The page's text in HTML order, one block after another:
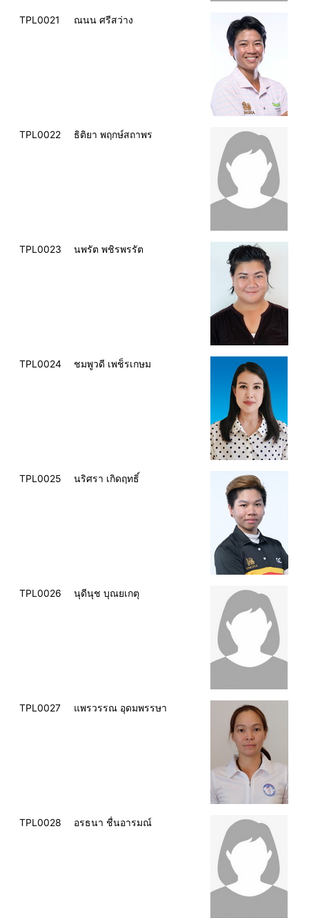
TPL0021 ณนน ศรีสว่าง
TPL0022 ธิติยา พฤกษ์สถาพร
TPL0023 นพรัต พชิรพรรัต
TPL0024 ชมพูวดี เพช็รเกษม
TPL0025 นริศรา เกิดฤทธิ์
TPL0026 นุดีนุช บุณยเกตุ
TPL0027 แพรวรรณ อุดมพรรษา
TPL0028 อรธนา ชื่นอารมณ์